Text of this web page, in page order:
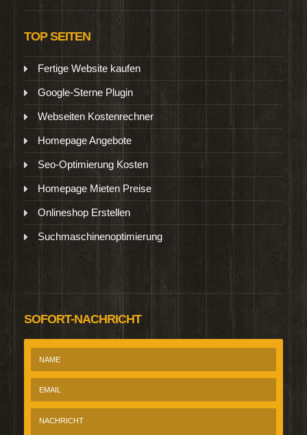
TOP SEITEN
Fertige Website kaufen
Google-Sterne Plugin
Webseiten Kostenrechner
Homepage Angebote
Seo-Optimierung Kosten
Homepage Mieten Preise
Onlineshop Erstellen
Suchmaschinenoptimierung
SOFORT-NACHRICHT